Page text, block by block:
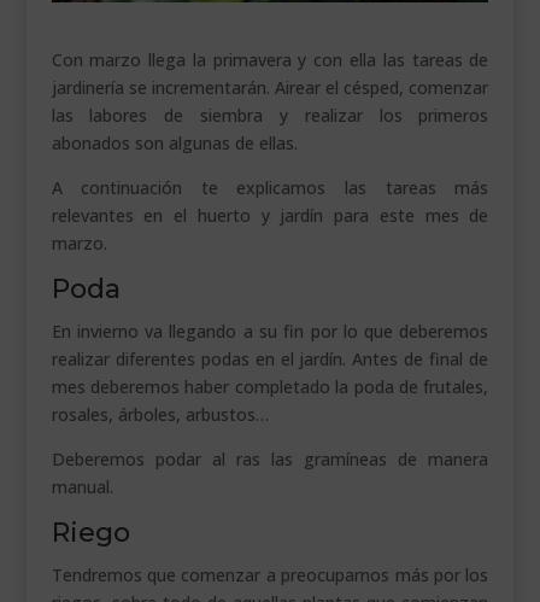
Con marzo llega la primavera y con ella las tareas de
jardinería se incrementarán. Airear el césped, comenzar
las labores de siembra y realizar los primeros
abonados son algunas de ellas.
A continuación te explicamos las tareas más
relevantes en el huerto y jardín para este mes de
marzo.
Poda
En invierno va llegando a su fin por lo que deberemos
realizar diferentes podas en el jardín. Antes de final de
mes deberemos haber completado la poda de frutales,
rosales, árboles, arbustos…
Deberemos podar al ras las gramíneas de manera
manual.
Riego
Tendremos que comenzar a preocuparnos más por los